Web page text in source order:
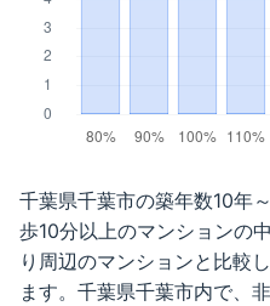
千葉県千葉市の築年数10年
歩10分以上のマンションの中
り周辺のマンションと比較
ます。 千葉県千葉市内で、